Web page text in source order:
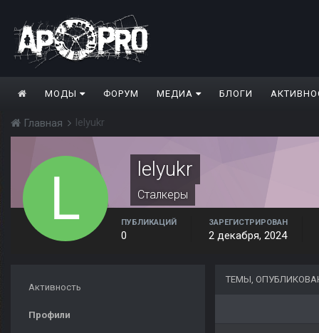
МОДЫ ФОРУМ МЕДИА БЛОГИ
Главная lelyukr
lelyukr
Сталкеры
ПУБЛИКАЦИЙ
0
ЗАРЕГИСТРИРОВАН
2 декабря, 2024
Активность
Профили
ТЕМЫ,